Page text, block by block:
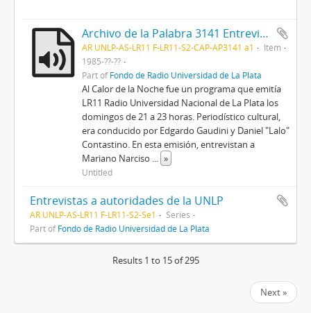
Archivo de la Palabra 3141 Entrevista a Raúl Castex en el programa Al calor de la Noche
AR UNLP-AS-LR11 F-LR11-S2-CAP-AP3141 a1
Item
1985-??-??
Part ofFondo de Radio Universidad de La Plata
Al Calor de la Noche fue un programa que emitía
LR11 Radio Universidad Nacional de La Plata los
domingos de 21 a 23 horas. Periodístico cultural,
era conducido por Edgardo Gaudini y Daniel "Lalo"
Contastino. En esta emisión, entrevistan a
Mariano Narciso ... »
Untitled
Entrevistas a autoridades de la UNLP
AR UNLP-AS-LR11 F-LR11-S2-Se1
Series
Part ofFondo de Radio Universidad de La Plata
Results 1 to 15 of 295
Next »